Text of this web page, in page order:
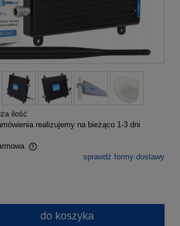
ilość
realizujemy na bieżąco 1-3 dni
ewentualnych kosztów płatnościsprawdź formy dostawy
do koszyka